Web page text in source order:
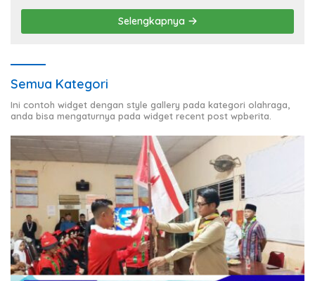
Selengkapnya
Semua Kategori
Ini contoh widget dengan style gallery pada kategori olahraga,
anda bisa mengaturnya pada widget recent post wpberita.